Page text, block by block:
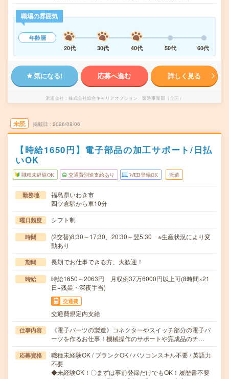
職場の雰囲気
年齢層
20代
30代 40代 50代 60代
気になる! 応募へ進む 詳しく見る
派遣会社 株式会社綜合キャリアオプション 製造事業部（全国）
未読 掲載日 2026/08/06
【時給1650円】電子部品の加工サポート/日払
いOK
職種未経験OK 交通費別途支給あり WEB登録OK 派遣
勤務地
福島県いわき市
四ツ倉駅から車10分
曜日頻度 シフト制
時間
(2交替)8:30～17:30、20:30～翌5:30 ※生産状況により変
動あり
期間 長期でお仕事できる方、大歓迎！
時給
時給1650～2063円 月収例37万6000円以上可(8時間×21
日+残業・深夜手当)
交通費
交通費規定内支給
仕事内容
《電子パーツの製造》コネクターやスイッチ部分の電子パ
ーツを作るお仕事！機械操作のサポートや完成品のチ…
応募資格
職種未経験OK / ブランクOK / パソコンスキル不要 / 英語力
不要
◆未経験OK！〇まずは事前登録だけでもOK！履歴書不要